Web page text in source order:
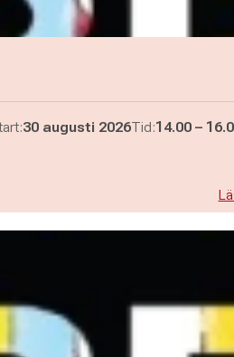
30 augusti 2026Tid:Pågår
14.00 – och